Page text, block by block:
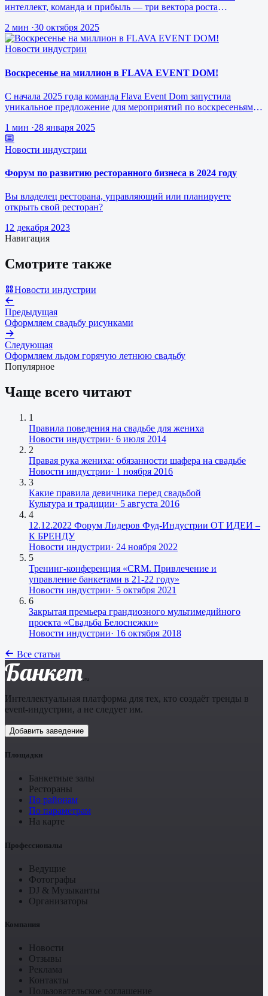
интеллект, команда и прибыль — три вектора роста
2 мин ·30 октября 2025
Новости индустрии
Воскресенье на миллион в FLAVA EVENT DOM!
С начала 2025 года команда Flava Event Dom запустила
уникальное предложение для мероприятий по воскресеньям за
1 мин ·28 января 2025
Новости индустрии
Форум по развитию ресторанного бизнеса в 2024 году
Вы владелец ресторана, управляющий или планируете
открыть свой ресторан?
12 декабря 2023
Навигация
Смотрите также
Новости индустрии
Предыдущая
Оформляем свадьбу рисунками
Следующая
Оформляем льдом горячую летнюю свадьбу
Популярное
Чаще всего читают
1
Правила поведения на свадьбе для жениха
Новости индустрии· 6 июля 2014
2
Правая рука жениха: обязанности шафера на свадьбе
Новости индустрии· 1 ноября 2016
3
Какие правила девичника перед свадьбой
Культура и традиции· 5 августа 2016
4
12.12.2022 Форум Лидеров Фуд-Индустрии ОТ ИДЕИ –
К БРЕНДУ
Новости индустрии· 24 ноября 2022
5
Тренинг-конференция «CRM. Привлечение и
управление банкетами в 21-22 году»
Новости индустрии· 5 октября 2021
6
Закрытая премьера грандиозного мультимедийного
проекта «Свадьба Белоснежки»
Новости индустрии· 16 октября 2018
Все статьи
Банкет .ru
Интеллектуальная платформа для тех, кто создаёт тренды в
event-индустрии, а не следует им.
Добавить заведение
Площадки
Банкетные залы
Рестораны
По районам
По параметрам
На карте
Профессионалы
Ведущие
Фотографы
DJ & Музыканты
Организаторы
Компания
Новости
Отзывы
Реклама
Контакты
Пользовательское соглашение